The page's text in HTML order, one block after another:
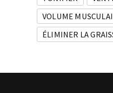
VOLUME
ÉLIMINER LA